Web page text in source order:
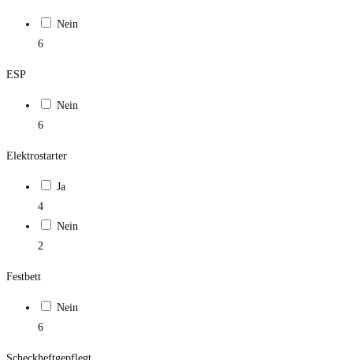
Nein
6
ESP
Nein
6
Elektrostarter
Ja
4
Nein
2
Festbett
Nein
6